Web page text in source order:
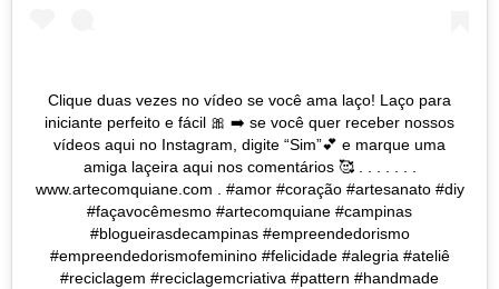
Clique duas vezes no vídeo se você ama laço! Laço para
iniciante perfeito e fácil 🎀 ➡️ se você quer receber nossos
vídeos aqui no Instagram, digite “Sim”💕 e marque uma
amiga laçeira aqui nos comentários 🥰 . . . . . . .
www.artecomquiane.com . #amor #coração #artesanato #diy
#façavocêmesmo #artecomquiane #campinas
#blogueirasdecampinas #empreendedorismo
#empreendedorismofeminino #felicidade #alegria #ateliê
#reciclagem #reciclagemcriativa #pattern #handmade